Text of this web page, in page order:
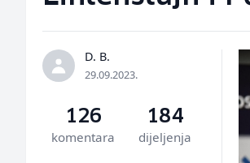
D. B.
29.09.2023.
126
komentara
184
dijeljenja